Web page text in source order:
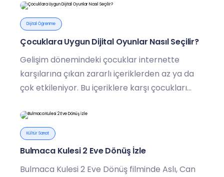
açamayacak, sadece yaşlarına uygun oyunlara
erişim sağlayabilecek.
Dijital Öğrenme
Çocuklara Uygun Dijital Oyunlar Nasıl Seçilir?
Gelişim dönemindeki çocuklar internette
karşılarına çıkan zararlı içeriklerden az ya da
çok etkileniyor. Bu içeriklere karşı çocukları
Kültür Sanat
Bulmaca Kulesi 2 Eve Dönüş İzle
Bulmaca Kulesi 2 Eve Dönüş filminde Aslı, Can